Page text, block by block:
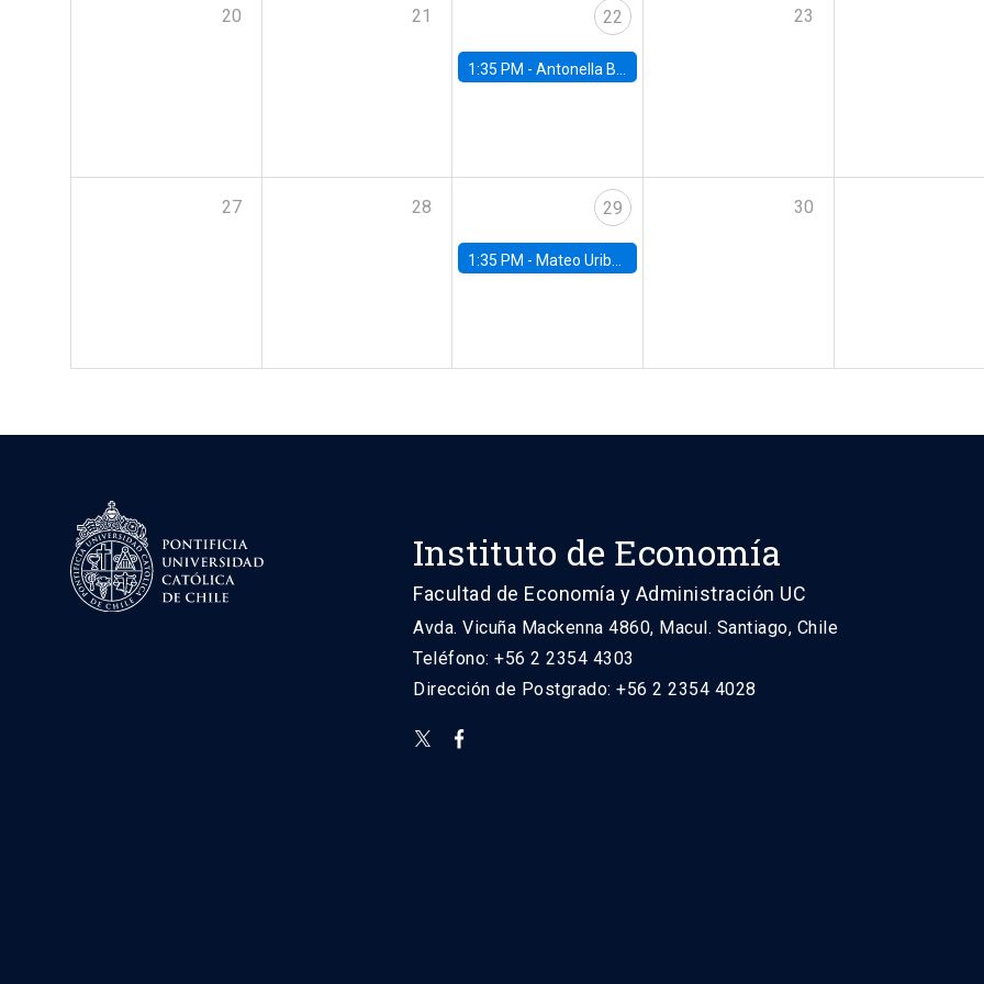
20 21 22
1:35 PM -Antonella Bancalari, Institute for Fiscal Studies (IFS) and Research Associate at University College London (UCL)
23
27 28 29
1:35 PM - Mateo Uribe-Castro, Universidad de los Andes (Colombia)
30
Instituto de Economía
Facultad de Economía y Administración UC
Avda. Vicuña Mackenna 4860, Macul. Santiago, Chile
Teléfono: +56 2 2354 4303
Dirección de Postgrado: +56 2 2354 4028